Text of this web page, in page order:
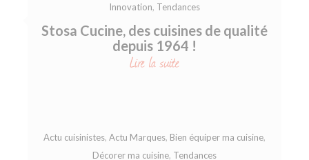
Innovation, Tendances
Stosa Cucine, des cuisines de qualité
depuis 1964 !
Lire la suite
Actu cuisinistes, Actu Marques, Bien équiper ma cuisine,
Décorer ma cuisine, Tendances